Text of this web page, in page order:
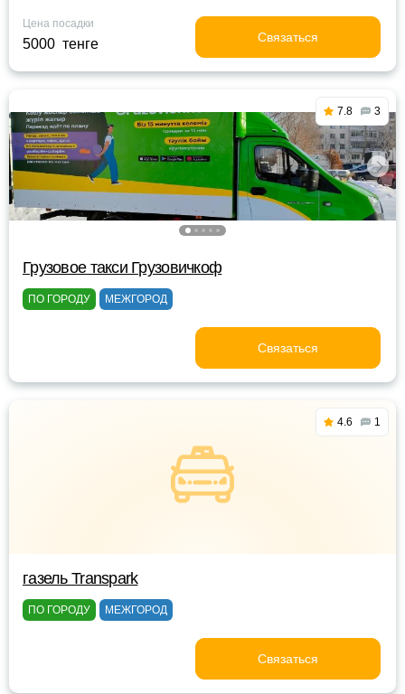
Цена посадки
5000 тенге Связаться
7.8 3
Грузовое такси Грузовичкоф
ПО ГОРОДУ МЕЖГОРОД
Связаться
4.6 1
газель Transpark
ПО ГОРОДУ МЕЖГОРОД
Связаться